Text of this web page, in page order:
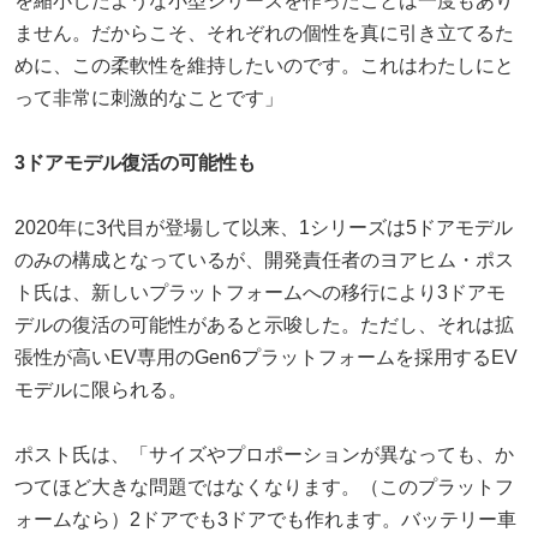
ません。だからこそ、それぞれの個性を真に引き立てるた
めに、この柔軟性を維持したいのです。これはわたしにと
って非常に刺激的なことです」
3ドアモデル復活の可能性も
2020年に3代目が登場して以来、1シリーズは5ドアモデル
のみの構成となっているが、開発責任者のヨアヒム・ポス
ト氏は、新しいプラットフォームへの移行により3ドアモ
デルの復活の可能性があると示唆した。ただし、それは拡
張性が高いEV専用のGen6プラットフォームを採用するEV
モデルに限られる。
ポスト氏は、「サイズやプロポーションが異なっても、か
つてほど大きな問題ではなくなります。（このプラットフ
ォームなら）2ドアでも3ドアでも作れます。バッテリー車